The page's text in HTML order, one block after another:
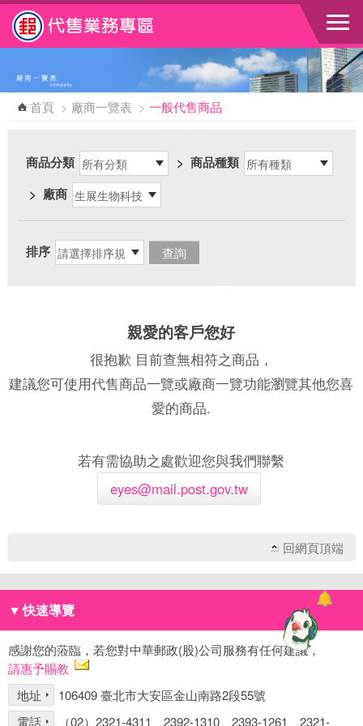
跳到主要內容區塊
首頁 > 廠商一覽表 > 一般代售商品
商品分類 > 商品種類
> 廠商
排序
親愛的客戶您好
很抱歉 目前查無相符之商品，
建議您可使用代售商品一覽或廠商一覽功能瀏覽其他您喜
愛的商品.
若有需協助之處歡迎您與我們聯繫
eyes@mail.post.gov.tw
回網頁頂端
▼ 快速導覽
感謝您的蒞臨，若您對中華郵政(股)公司服務有任何建議，
請惠予賜教
地址
106409 臺北市大安區金山南路2段55號
電話
（02）2321-4311、2392-1310、2393-1261、2321-